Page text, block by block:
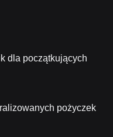
dla początkujących
pożyczek